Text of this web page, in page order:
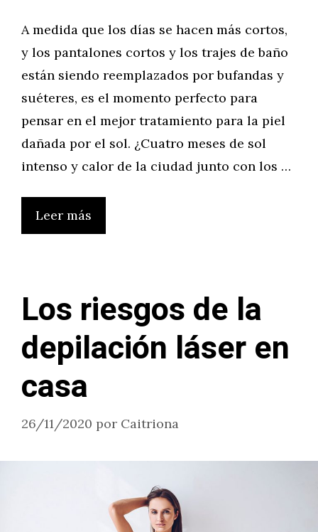
A medida que los días se hacen más cortos,
y los pantalones cortos y los trajes de baño
están siendo reemplazados por bufandas y
suéteres, es el momento perfecto para
pensar en el mejor tratamiento para la piel
dañada por el sol. ¿Cuatro meses de sol
intenso y calor de la ciudad junto con los …
Leer más
Los riesgos de la
depilación láser en
casa
26/11/2020 por Caitriona